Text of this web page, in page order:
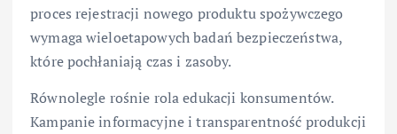
proces rejestracji nowego produktu spożywczego
wymaga wieloetapowych badań bezpieczeństwa,
które pochłaniają czas i zasoby.
Równolegle rośnie rola edukacji konsumentów.
Kampanie informacyjne i transparentność produkcji